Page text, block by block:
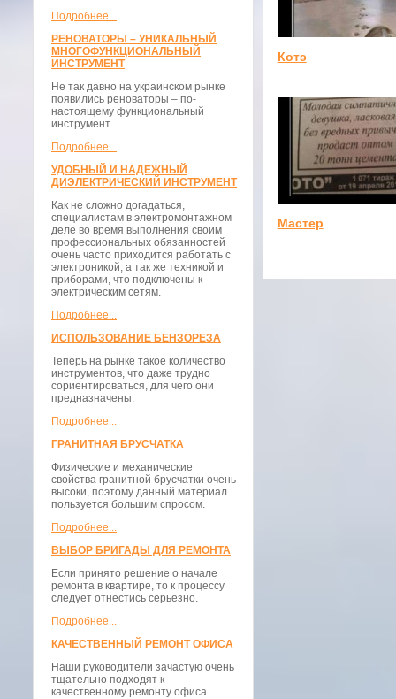
Подробнее...
РЕНОВАТОРЫ – УНИКАЛЬНЫЙ
МНОГОФУНКЦИОНАЛЬНЫЙ
ИНСТРУМЕНТ
Не так давно на украинском рынке
появились реноваторы – по-
настоящему функциональный
инструмент.
Подробнее...
УДОБНЫЙ И НАДЕЖНЫЙ
ДИЭЛЕКТРИЧЕСКИЙ ИНСТРУМЕНТ
Как не сложно догадаться,
специалистам в электромонтажном
деле во время выполнения своим
профессиональных обязанностей
очень часто приходится работать с
электроникой, а так же техникой и
приборами, что подключены к
электрическим сетям.
Подробнее...
ИСПОЛЬЗОВАНИЕ БЕНЗОРЕЗА
Теперь на рынке такое количество
инструментов, что даже трудно
сориентироваться, для чего они
предназначены.
Подробнее...
ГРАНИТНАЯ БРУСЧАТКА
Физические и механические
свойства гранитной брусчатки очень
высоки, поэтому данный материал
пользуется большим спросом.
Подробнее...
ВЫБОР БРИГАДЫ ДЛЯ РЕМОНТА
Если принято решение о начале
ремонта в квартире, то к процессу
следует отнестись серьезно.
Подробнее...
КАЧЕСТВЕННЫЙ РЕМОНТ ОФИСА
Наши руководители зачастую очень
тщательно подходят к
качественному ремонту офиса.
Котэ
Мастер